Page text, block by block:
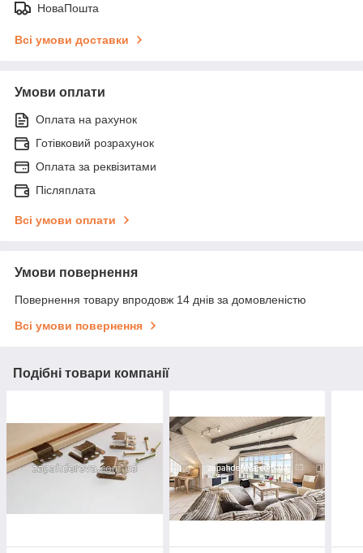
НоваПошта
Всі умови доставки
Умови оплати
Оплата на рахунок
Готівковий розрахунок
Оплата за реквізитами
Післяплата
Всі умови оплати
Умови повернення
Повернення товару впродовж 14 днів за домовленістю
Всі умови повернення
Подібні товари компанії